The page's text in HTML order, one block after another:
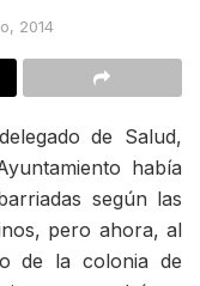
2014
de Salud,
había
según las
pero ahora, al
de la colonia de